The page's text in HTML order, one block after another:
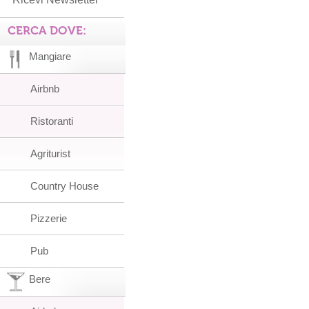
CERCA DOVE:
Mangiare
Airbnb
Ristoranti
Agriturist
Country House
Pizzerie
Pub
Bere